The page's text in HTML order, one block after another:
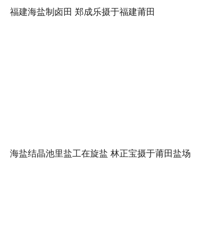
福建海盐制卤田 郑成乐摄于福建莆田
海盐结晶池里盐工在旋盐 林正宝摄于莆田盐场